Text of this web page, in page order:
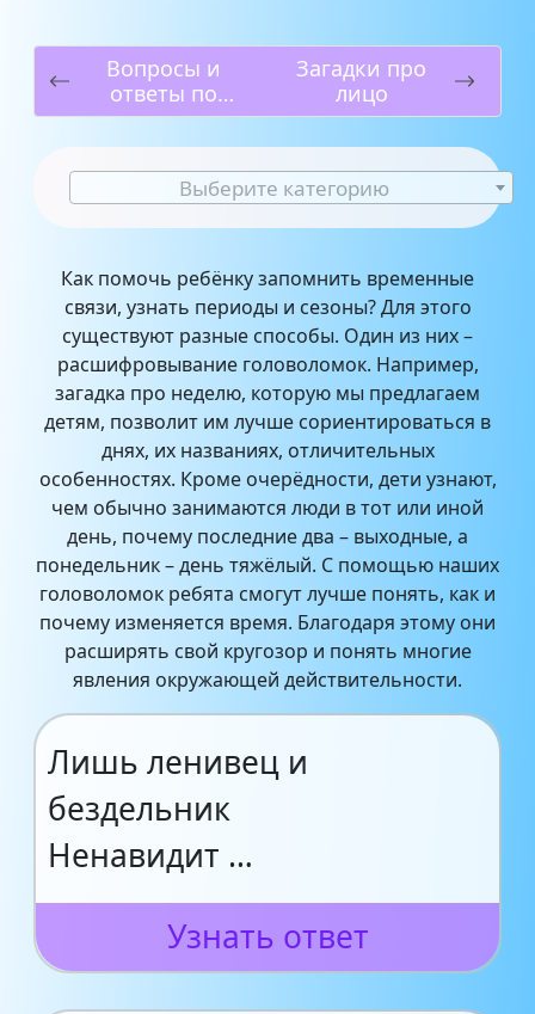
Вопросы и
ответы по
произведению
“Отцы и дети”
Загадки про
лицо
Выберите категорию
Как помочь ребёнку запомнить временные
связи, узнать периоды и сезоны? Для этого
существуют разные способы. Один из них –
расшифровывание головоломок. Например,
загадка про неделю, которую мы предлагаем
детям, позволит им лучше сориентироваться в
днях, их названиях, отличительных
особенностях. Кроме очерёдности, дети узнают,
чем обычно занимаются люди в тот или иной
день, почему последние два – выходные, а
понедельник – день тяжёлый. С помощью наших
головоломок ребята смогут лучше понять, как и
почему изменяется время. Благодаря этому они
расширять свой кругозор и понять многие
явления окружающей действительности.
Лишь ленивец и
бездельник
Ненавидит …
Узнать ответ